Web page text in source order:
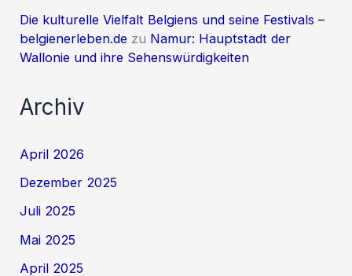
Die kulturelle Vielfalt Belgiens und seine Festivals –
belgienerleben.de zu Namur: Hauptstadt der
Wallonie und ihre Sehenswürdigkeiten
Archiv
April 2026
Dezember 2025
Juli 2025
Mai 2025
April 2025